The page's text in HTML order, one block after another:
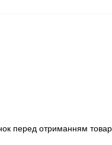
перед отриманням